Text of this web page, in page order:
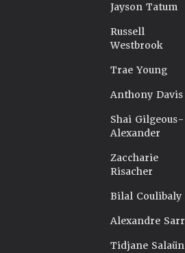
Jayson Tatum
Russell
Westbrook
Trae Young
Anthony Davis
Shai Gilgeous-
Alexander
Zaccharie
Risacher
Bilal Coulibaly
Alexandre Sarr
Tidjane Salaün